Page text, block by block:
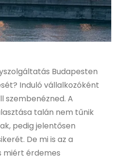
Budapesten
Induló vállalkozóként
szembenézned. A
talán nem tűnik
pedig jelentősen
De mi is az a
miért érdemes